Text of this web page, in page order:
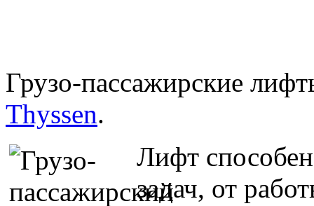
Грузо-пассажирские
Thyssen.
Лифт
задач, от